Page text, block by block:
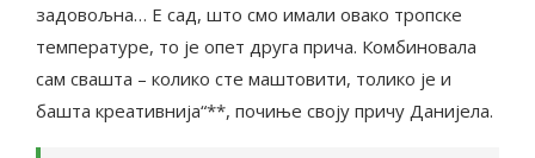
задовољна… Е сад, што смо имали овако тропске
температуре, то је опет друга прича. Комбиновала
сам свашта – колико сте маштовити, толико је и
башта креативнија“**, почиње своју причу Данијела.